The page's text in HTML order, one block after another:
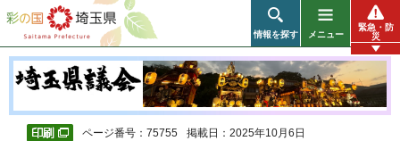
彩の国 埼玉県
情報を探す メニュー
緊急・防
災
ページ番号：75755 掲載日：2025年10月6日